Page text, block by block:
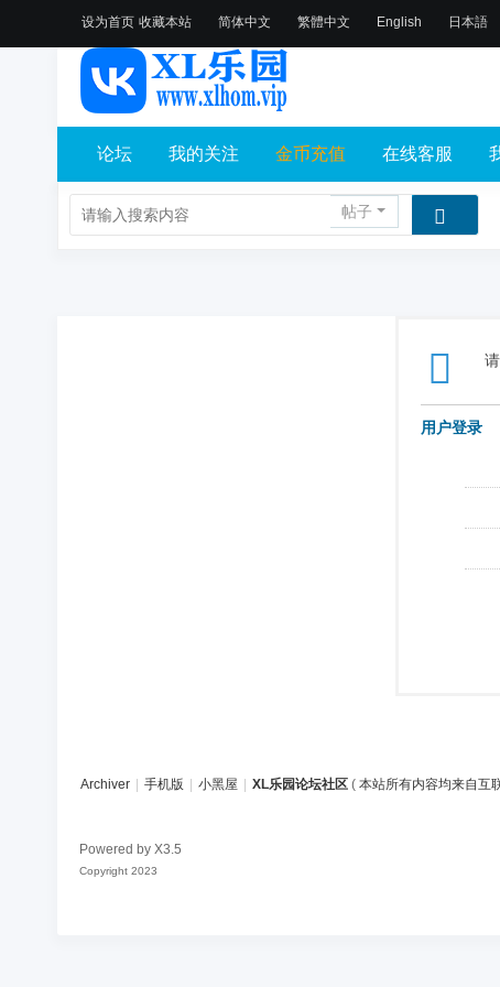
设为首页 收藏本站 简体中文 繁體中文 English 日本語
论坛 我的关注 金币充值 在线客服
帖子
用户登录
Archiver 手机版 小黑屋 XL乐园论坛社区 ( 本站所有内容均来自互
Powered by X3.5
Copyright 2023